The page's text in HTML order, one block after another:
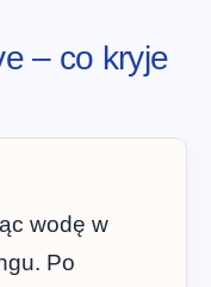
– co kryje
wodę w
Po